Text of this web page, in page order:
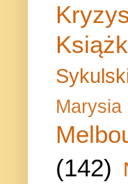
(142)